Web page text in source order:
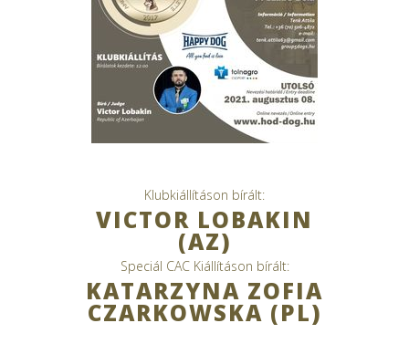
Klubkiállításon bírált:
VICTOR LOBAKIN
(AZ)
Speciál CAC Kiállításon bírált:
KATARZYNA ZOFIA
CZARKOWSKA (PL)